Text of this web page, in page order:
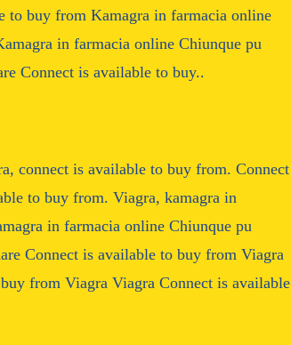
to buy from Kamagra in farmacia online
in farmacia online Chiunque pu
Connect is available to buy..
connect is available to buy from. Connect
to buy from. Viagra, kamagra in
in farmacia online Chiunque pu
Connect is available to buy from Viagra
from Viagra Viagra Connect is available